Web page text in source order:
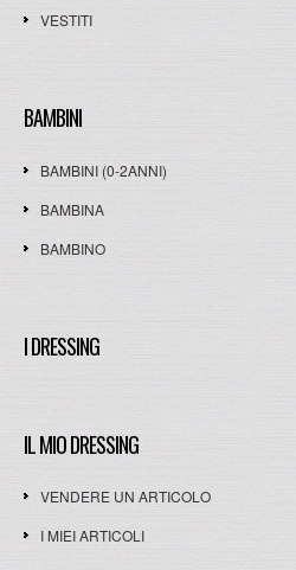
VESTITI
BAMBINI
BAMBINI (0-2ANNI)
BAMBINA
BAMBINO
I DRESSING
IL MIO DRESSING
VENDERE UN ARTICOLO
I MIEI ARTICOLI